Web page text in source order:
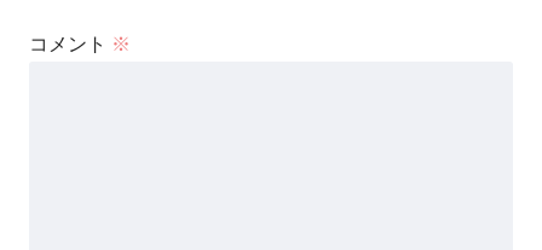
コメント ※